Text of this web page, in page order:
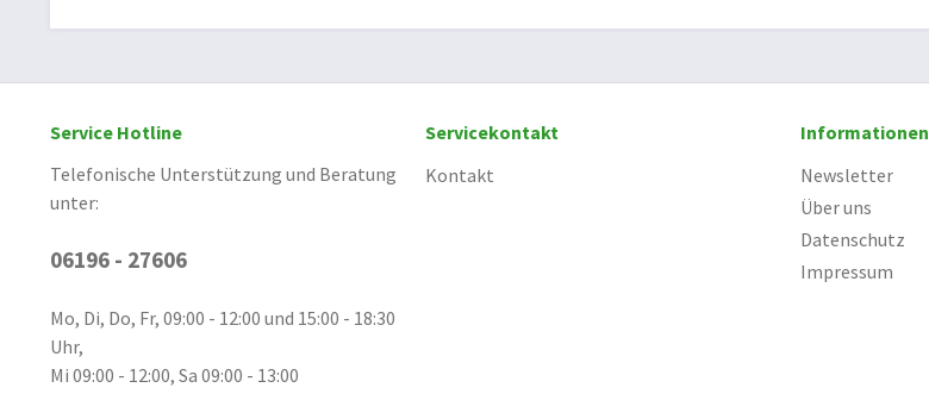
Service Hotline
Telefonische Unterstützung und Beratung
unter:
06196 - 27606
Mo, Di, Do, Fr, 09:00 - 12:00 und 15:00 - 18:30
Uhr,
Mi 09:00 - 12:00, Sa 09:00 - 13:00
Servicekontakt
Kontakt
Informationen
Newsletter
Über uns
Datenschutz
Impressum